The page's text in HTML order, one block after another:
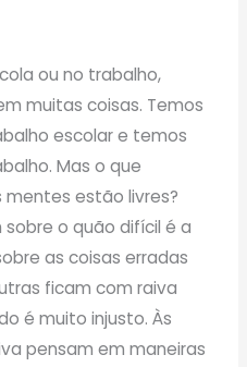
ou no trabalho,
muitas coisas. Temos
escolar e temos
Mas o que
estão livres?
o quão difícil é a
as coisas erradas
ficam com raiva
é muito injusto. Às
pensam em maneiras